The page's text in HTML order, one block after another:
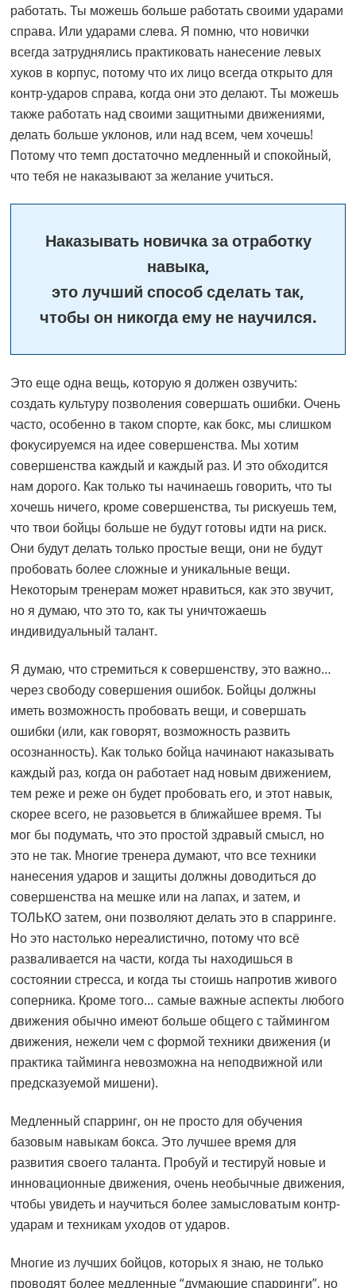
работать. Ты можешь больше работать своими ударами
справа. Или ударами слева. Я помню, что новички
всегда затруднялись практиковать нанесение левых
хуков в корпус, потому что их лицо всегда открыто для
контр-ударов справа, когда они это делают. Ты можешь
также работать над своими защитными движениями,
делать больше уклонов, или над всем, чем хочешь!
Потому что темп достаточно медленный и спокойный,
что тебя не наказывают за желание учиться.
Наказывать новичка за отработку
навыка,
это лучший способ сделать так,
чтобы он никогда ему не научился.
Это еще одна вещь, которую я должен озвучить:
создать культуру позволения совершать ошибки. Очень
часто, особенно в таком спорте, как бокс, мы слишком
фокусируемся на идее совершенства. Мы хотим
совершенства каждый и каждый раз. И это обходится
нам дорого. Как только ты начинаешь говорить, что ты
хочешь ничего, кроме совершенства, ты рискуешь тем,
что твои бойцы больше не будут готовы идти на риск.
Они будут делать только простые вещи, они не будут
пробовать более сложные и уникальные вещи.
Некоторым тренерам может нравиться, как это звучит,
но я думаю, что это то, как ты уничтожаешь
индивидуальный талант.
Я думаю, что стремиться к совершенству, это важно…
через свободу совершения ошибок. Бойцы должны
иметь возможность пробовать вещи, и совершать
ошибки (или, как говорят, возможность развить
осознанность). Как только бойца начинают наказывать
каждый раз, когда он работает над новым движением,
тем реже и реже он будет пробовать его, и этот навык,
скорее всего, не разовьется в ближайшее время. Ты
мог бы подумать, что это простой здравый смысл, но
это не так. Многие тренера думают, что все техники
нанесения ударов и защиты должны доводиться до
совершенства на мешке или на лапах, и затем, и
ТОЛЬКО затем, они позволяют делать это в спарринге.
Но это настолько нереалистично, потому что всё
разваливается на части, когда ты находишься в
состоянии стресса, и когда ты стоишь напротив живого
соперника. Кроме того… самые важные аспекты любого
движения обычно имеют больше общего с таймингом
движения, нежели чем с формой техники движения (и
практика тайминга невозможна на неподвижной или
предсказуемой мишени).
Медленный спарринг, он не просто для обучения
базовым навыкам бокса. Это лучшее время для
развития своего таланта. Пробуй и тестируй новые и
инновационные движения, очень необычные движения,
чтобы увидеть и научиться более замысловатым контр-
ударам и техникам уходов от ударов.
Многие из лучших бойцов, которых я знаю, не только
проводят более медленные “думающие спарринги”, но